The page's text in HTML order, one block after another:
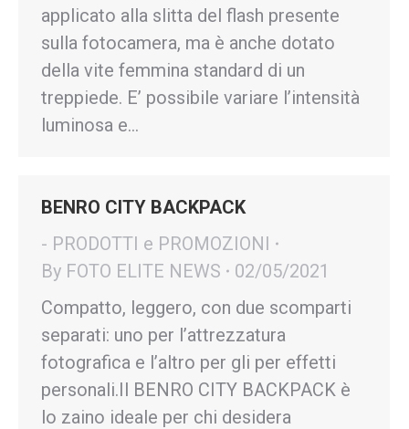
applicato alla slitta del flash presente
sulla fotocamera, ma è anche dotato
della vite femmina standard di un
treppiede. E’ possibile variare l’intensità
luminosa e…
BENRO CITY BACKPACK
- PRODOTTI e PROMOZIONI
By FOTO ELITE NEWS
02/05/2021
Compatto, leggero, con due scomparti
separati: uno per l’attrezzatura
fotografica e l’altro per gli per effetti
personali.Il BENRO CITY BACKPACK è
lo zaino ideale per chi desidera